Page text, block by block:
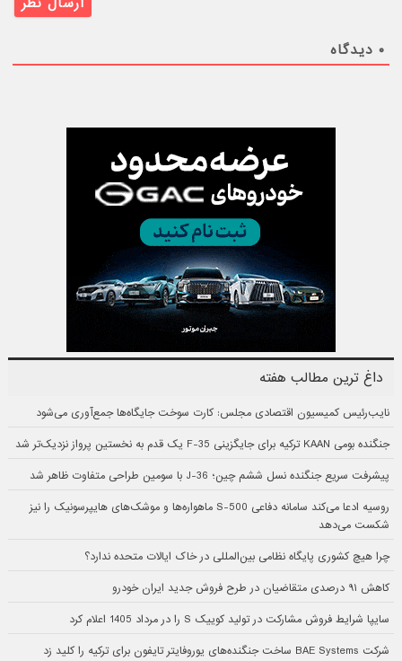
۰ دیدگاه
داغ ترین مطالب هفته
نایب‌رئیس کمیسیون اقتصادی مجلس: کارت سوخت جایگاه‌ها جمع‌آوری می‌شود
جنگنده بومی KAAN ترکیه برای جایگزینی F-35 یک قدم به نخستین پرواز نزدیک‌تر شد
پیشرفت سریع جنگنده نسل ششم چین؛ J-36 با سومین طراحی متفاوت ظاهر شد
روسیه ادعا می‌کند سامانه دفاعی S-500 ماهواره‌ها و موشک‌های هایپرسونیک را نیز
شکست می‌دهد
چرا هیچ کشوری پایگاه نظامی بین‌المللی در خاک ایالات متحده ندارد؟
کاهش ۹۱ درصدی متقاضیان در طرح فروش جدید ایران خودرو
سایپا شرایط فروش مشارکت در تولید کوییک S را در مرداد 1405 اعلام کرد
شرکت BAE Systems ساخت جنگنده‌های یوروفایتر تایفون برای ترکیه را کلید زد